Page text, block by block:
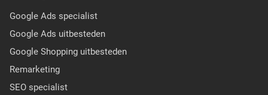
Google Ads specialist
Google Ads uitbesteden
Google Shopping uitbesteden
Remarketing
SEO specialist